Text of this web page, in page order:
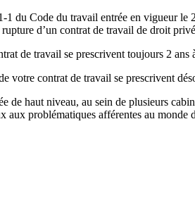
du Code du travail entrée en vigueur
d’un contrat de travail de droit
de travail se prescrivent toujours 2
votre contrat de travail se prescrivent
de haut niveau, au sein de plusieurs
problématiques afférentes au